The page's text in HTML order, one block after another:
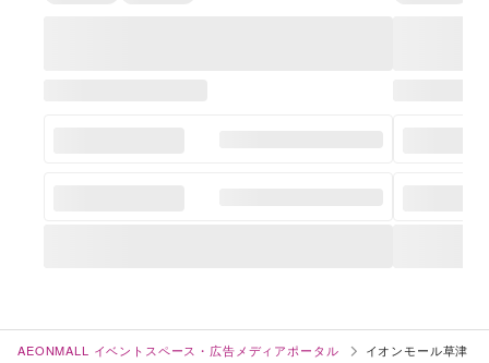
AEONMALL イベントスペース・広告メディアポータル イオンモール草津